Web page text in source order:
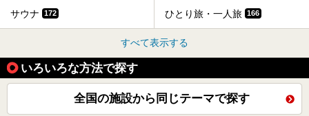
サウナ 172 ひとり旅・一人旅 166
すべて表示する
いろいろな方法で探す
全国の施設から同じテーマで探す